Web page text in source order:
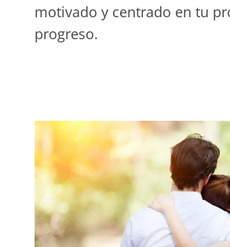
motivado y centrado en tu
progreso.